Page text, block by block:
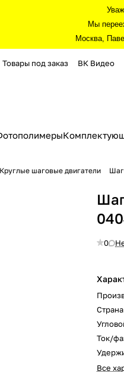
Мы
Москва,
Товары под заказ ВК Видео
Круглые шаговые двигатели
0
Ток/
Все